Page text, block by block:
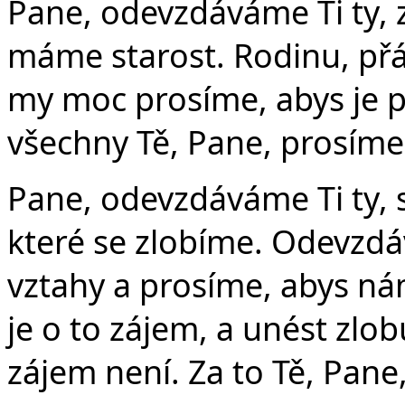
Pane, odevzdáváme Ti
máme starost. Rodinu,
my moc prosíme, abys je
všechny Tě, Pane,
Pane, odevzdáváme Ti
které se zlobíme.
vztahy a prosíme, abys
je o to zájem, a unést
zájem není. Za to Tě,